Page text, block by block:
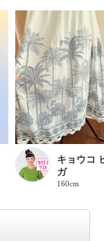
キョウコ
ガ
160cm